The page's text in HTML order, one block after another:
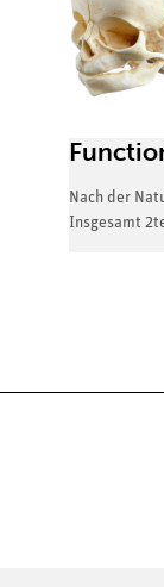
Nach der
Insgesamt